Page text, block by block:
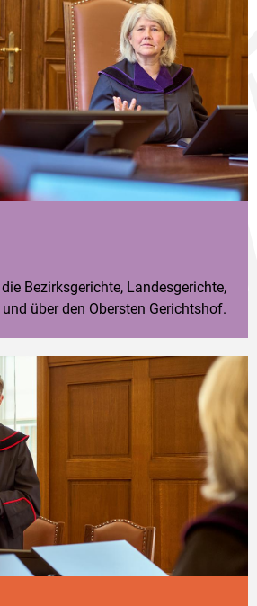
Bezirksgerichte, Landesgerichte,
über den Obersten Gerichtshof.